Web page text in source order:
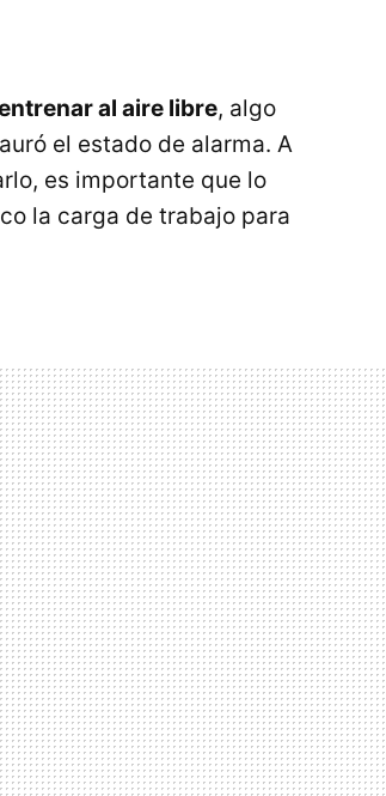
al aire libre, algo
el estado de alarma. A
es importante que lo
la carga de trabajo para